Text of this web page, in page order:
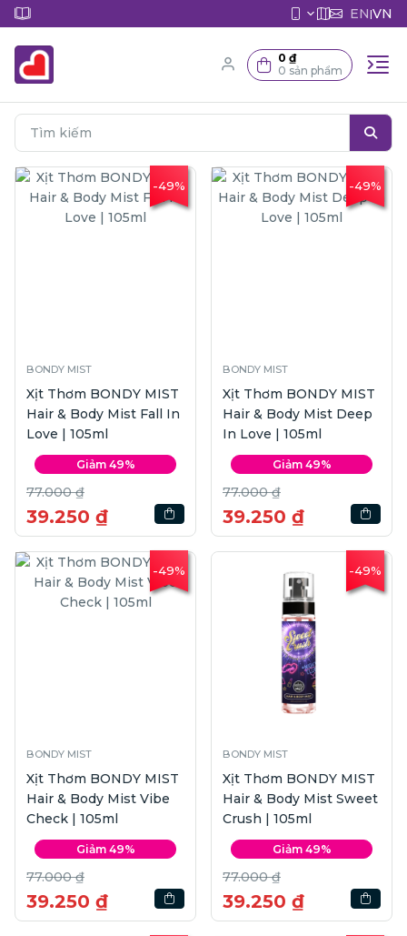
EN|VN
0 ₫
0 sản phẩm
-49%
BONDY MIST
Xịt Thơm BONDY MIST
Hair & Body Mist Fall In
Love | 105ml
Giảm 49%
77.000 ₫
39.250 ₫
-49%
BONDY MIST
Xịt Thơm BONDY MIST
Hair & Body Mist Deep
In Love | 105ml
Giảm 49%
77.000 ₫
39.250 ₫
-49%
BONDY MIST
Xịt Thơm BONDY MIST
Hair & Body Mist Vibe
Check | 105ml
Giảm 49%
77.000 ₫
39.250 ₫
-49%
BONDY MIST
Xịt Thơm BONDY MIST
Hair & Body Mist Sweet
Crush | 105ml
Giảm 49%
77.000 ₫
39.250 ₫